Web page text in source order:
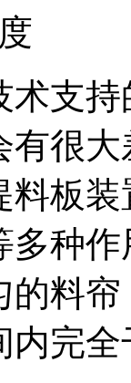
支持
有很
料板
多种
的料
内完全